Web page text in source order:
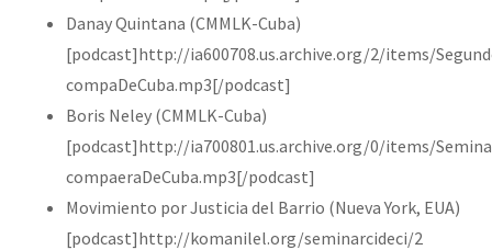
Danay Quintana (CMMLK-Cuba)
[podcast]http://ia600708.us.archive.org/2/items/
compaDeCuba.mp3[/podcast]
Boris Neley (CMMLK-Cuba)
[podcast]http://ia700801.us.archive.org/0/items/
compaeraDeCuba.mp3[/podcast]
Movimiento por Justicia del Barrio (Nueva York, EUA)
[podcast]http://komanilel.org/seminarcideci/2